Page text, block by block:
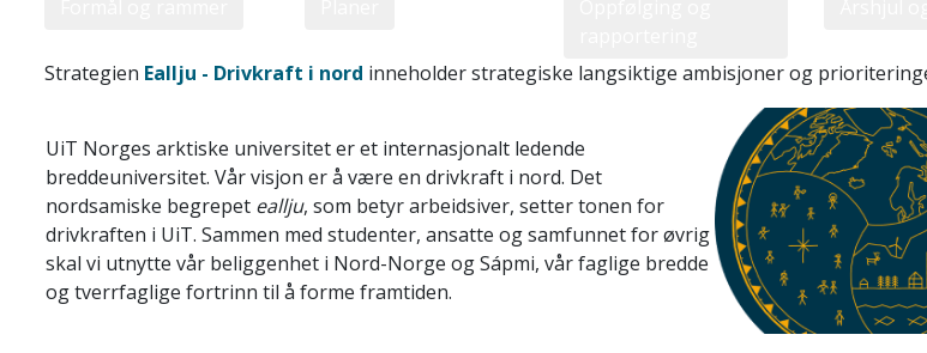
Strategien Eallju - Drivkraft i nord inneholder strategiske langsiktige ambisjoner og
UiT Norges arktiske universitet er et internasjonalt ledende
breddeuniversitet. Vår visjon er å være en drivkraft i nord. Det
nordsamiske begrepet eallju, som betyr arbeidsiver, setter tonen for
drivkraften i UiT. Sammen med studenter, ansatte og samfunnet for øvrig
skal vi utnytte vår beliggenhet i Nord-Norge og Sápmi, vår faglige bredde
og tverrfaglige fortrinn til å forme framtiden.